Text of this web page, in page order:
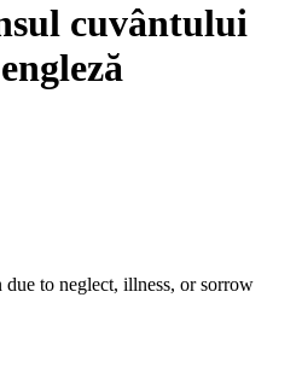
cuvântului
to neglect, illness, or sorrow